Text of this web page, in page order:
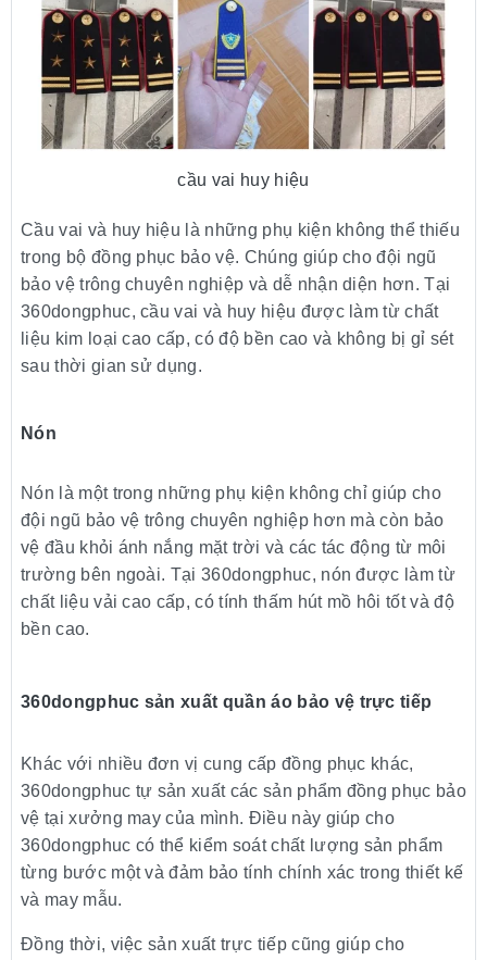
cầu vai huy hiệu
Cầu vai và huy hiệu là những phụ kiện không thể thiếu
trong bộ đồng phục bảo vệ. Chúng giúp cho đội ngũ
bảo vệ trông chuyên nghiệp và dễ nhận diện hơn. Tại
360dongphuc, cầu vai và huy hiệu được làm từ chất
liệu kim loại cao cấp, có độ bền cao và không bị gỉ sét
sau thời gian sử dụng.
Nón
Nón là một trong những phụ kiện không chỉ giúp cho
đội ngũ bảo vệ trông chuyên nghiệp hơn mà còn bảo
vệ đầu khỏi ánh nắng mặt trời và các tác động từ môi
trường bên ngoài. Tại 360dongphuc, nón được làm từ
chất liệu vải cao cấp, có tính thấm hút mồ hôi tốt và độ
bền cao.
360dongphuc sản xuất quần áo bảo vệ trực tiếp
Khác với nhiều đơn vị cung cấp đồng phục khác,
360dongphuc tự sản xuất các sản phẩm đồng phục bảo
vệ tại xưởng may của mình. Điều này giúp cho
360dongphuc có thể kiểm soát chất lượng sản phẩm
từng bước một và đảm bảo tính chính xác trong thiết kế
và may mẫu.
Đồng thời, việc sản xuất trực tiếp cũng giúp cho